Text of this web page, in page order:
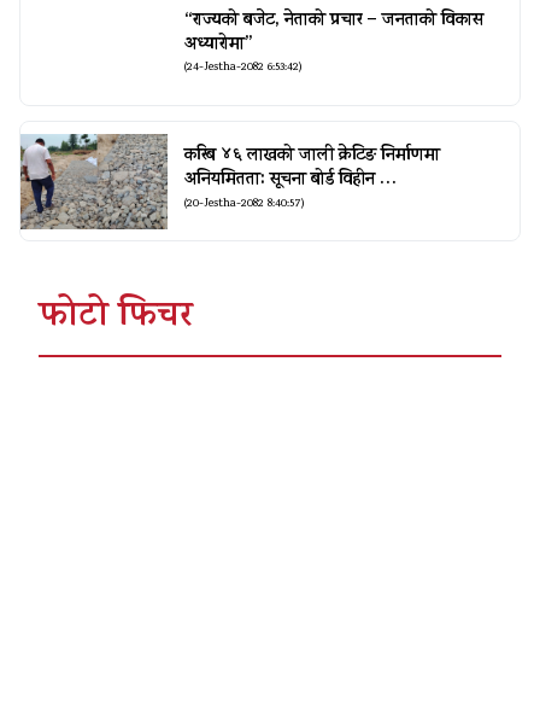
“राज्यको बजेट, नेताको प्रचार – जनताको विकास
अध्यारोमा”
(24-Jestha-2082 6:53:42)
करिब ४६ लाखको जाली क्रेटिङ निर्माणमा
अनियमितता: सूचना बोर्ड विहीन …
(20-Jestha-2082 8:40:57)
फोटो फिचर